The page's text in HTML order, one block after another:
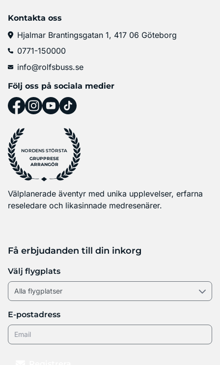
Kontakta oss
Hjalmar Brantingsgatan 1, 417 06 Göteborg
0771-150000
info@rolfsbuss.se
Följ oss på sociala medier
NORDENS STÖRSTA
GRUPPRESE
ARRANGÖR
Välplanerade äventyr med unika upplevelser, erfarna
reseledare och likasinnade medresenärer.
Få erbjudanden till din inkorg
Välj flygplats
E-postadress